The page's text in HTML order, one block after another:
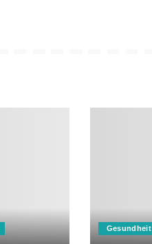
Gesundheit